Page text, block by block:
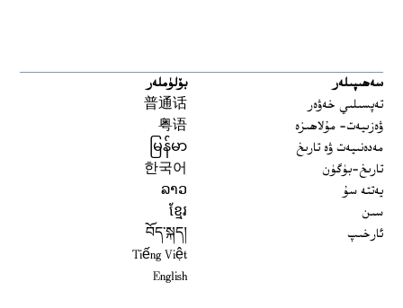
سەھىپىلەر
تەپسىلىي خەۋەر
ۋەزىيەت- مۇلاھىزە
مەدەنىيەت ۋە تارىخ
تارىخ-بۈگۈن
يەتتە سۇ
سىن
ئارخىپ
بۆلۈملەر
普通话
粤语
မြန်မာ
한국어
ລາວ
ខ្មែរ
བོད་སྐད།
Tiếng Việt
English